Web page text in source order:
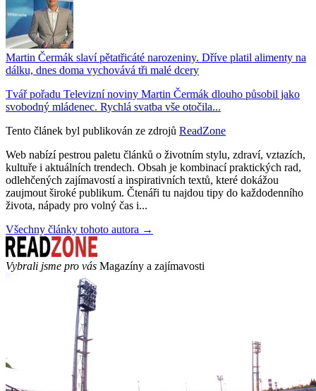
Martin Čermák slaví pětatřicáté narozeniny. Dříve platil alimenty na
dálku, dnes doma vychovává tři malé dcery
Tvář pořadu Televizní noviny Martin Čermák dlouho působil jako
svobodný mládenec. Rychlá svatba vše otočila...
Tento článek byl publikován ze zdrojů ReadZone
Web nabízí pestrou paletu článků o životním stylu, zdraví, vztazích,
kultuře i aktuálních trendech. Obsah je kombinací praktických rad,
odlehčených zajímavostí a inspirativních textů, které dokážou
zaujmout široké publikum. Čtenáři tu najdou tipy do každodenního
života, nápady pro volný čas i...
Všechny články tohoto autora →
Vybrali jsme pro vás Magazíny a zajímavosti